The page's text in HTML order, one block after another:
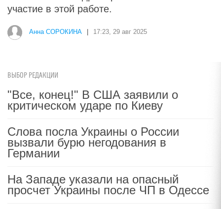
участие в этой работе.
Анна СОРОКИНА | 17:23, 29 авг 2025
ВЫБОР РЕДАКЦИИ
"Все, конец!" В США заявили о
критическом ударе по Киеву
Слова посла Украины о России
вызвали бурю негодования в
Германии
На Западе указали на опасный
просчет Украины после ЧП в Одессе